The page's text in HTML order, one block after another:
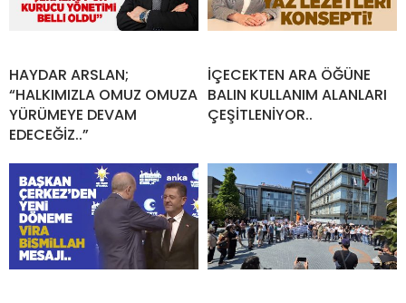
HAYDAR ARSLAN;
“HALKIMIZLA OMUZ OMUZA
YÜRÜMEYE DEVAM
EDECEĞİZ..”
İÇECEKTEN ARA ÖĞÜNE
BALIN KULLANIM ALANLARI
ÇEŞİTLENİYOR..